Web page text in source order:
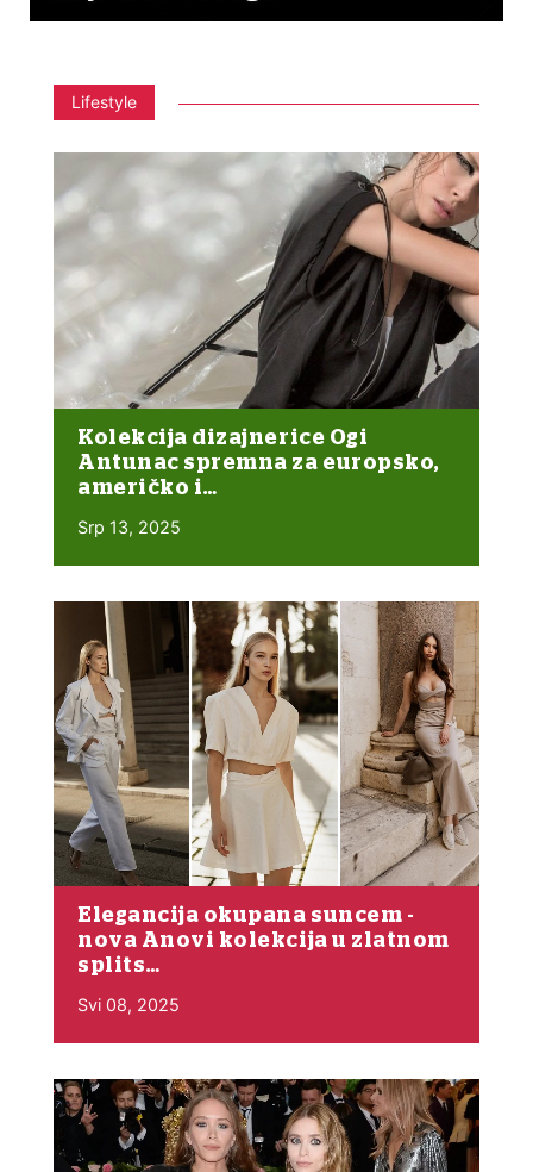
Lifestyle
Kolekcija dizajnerice Ogi
Antunac spremna za europsko,
američko i…
Srp 13, 2025
Elegancija okupana suncem -
nova Anovi kolekcija u zlatnom
splits…
Svi 08, 2025